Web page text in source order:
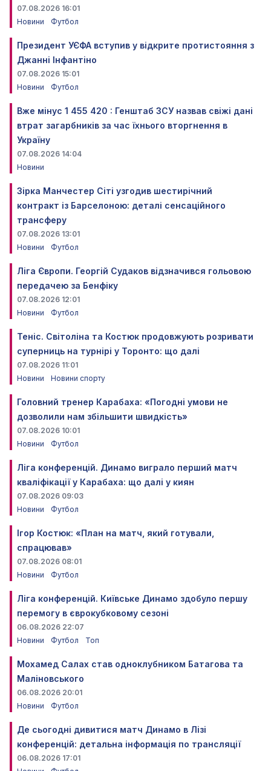
07.08.2026 16:01
Новини
Футбол
Президент УЄФА вступив у відкрите протистояння з
Джанні Інфантіно
07.08.2026 15:01
Новини
Футбол
Вже мінус 1 455 420 : Генштаб ЗСУ назвав свіжі дані
втрат загарбників за час їхнього вторгнення в
Україну
07.08.2026 14:04
Новини
Зірка Манчестер Сіті узгодив шестирічний
контракт із Барселоною: деталі сенсаційного
трансферу
07.08.2026 13:01
Новини
Футбол
Ліга Європи. Георгій Судаков відзначився гольовою
передачею за Бенфіку
07.08.2026 12:01
Новини
Футбол
Теніс. Світоліна та Костюк продовжують розривати
суперниць на турнірі у Торонто: що далі
07.08.2026 11:01
Новини
Новини спорту
Головний тренер Карабаха: «Погодні умови не
дозволили нам збільшити швидкість»
07.08.2026 10:01
Новини
Футбол
Ліга конференцій. Динамо виграло перший матч
кваліфікації у Карабаха: що далі у киян
07.08.2026 09:03
Новини
Футбол
Ігор Костюк: «План на матч, який готували,
спрацював»
07.08.2026 08:01
Новини
Футбол
Ліга конференцій. Київське Динамо здобуло першу
перемогу в єврокубковому сезоні
06.08.2026 22:07
Новини
Футбол Топ
Мохамед Салах став одноклубником Батагова та
Маліновського
06.08.2026 20:01
Новини
Футбол
Де сьогодні дивитися матч Динамо в Лізі
конференцій: детальна інформація по трансляції
06.08.2026 17:01